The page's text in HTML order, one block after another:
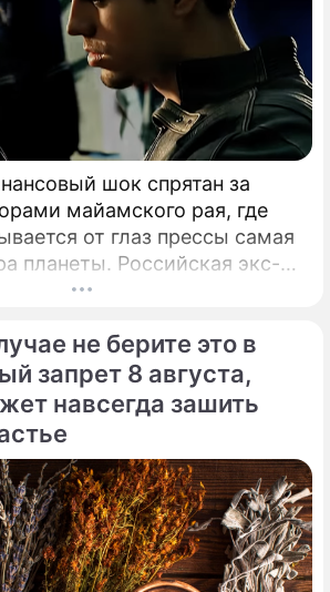
шок спрятан за
майамского рая, где
от глаз прессы самая
планеты. Российская экс-
Курникова и испанский
статус одной из
и непубличных пар
не берите это в
запрет 8 августа,
навсегда зашить